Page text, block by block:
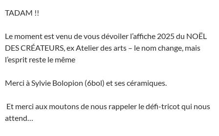
TADAM !!
Le moment est venu de vous dévoiler l’affiche 2025 du NOËL
DES CRÉATEURS, ex Atelier des arts – le nom change, mais
l’esprit reste le même
Merci à Sylvie Bolopion (6bol) et ses céramiques.
Et merci aux moutons de nous rappeler le défi-tricot qui nous
attend…